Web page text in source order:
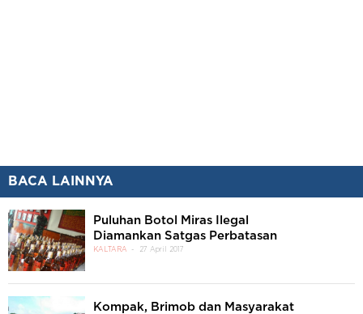
BACA LAINNYA
Puluhan Botol Miras Ilegal
Diamankan Satgas Perbatasan
KALTARA 27 April 2017
Kompak, Brimob dan Masyarakat